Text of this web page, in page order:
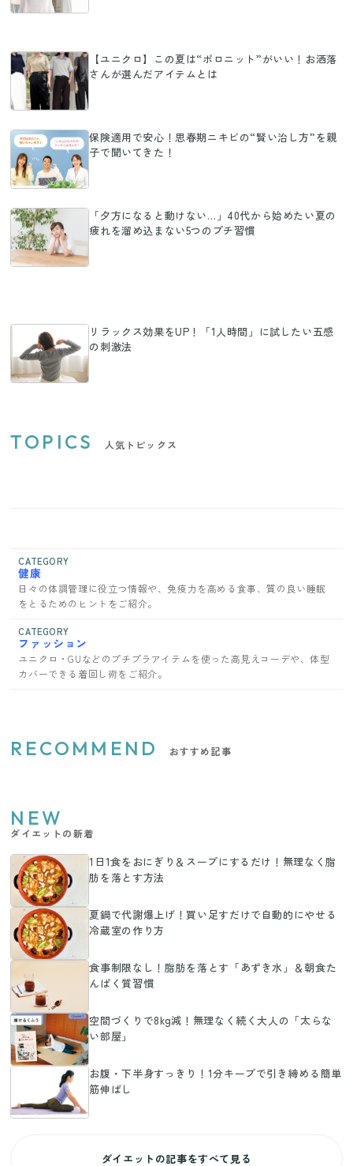
【ユニクロ】この夏は“ポロニット”がいい！お洒落
さんが選んだアイテムとは
保険適用で安心！思春期ニキビの“賢い治し方”を親
子で聞いてきた！
「夕方になると動けない…」40代から始めたい夏の
疲れを溜め込まない5つのプチ習慣
リラックス効果をUP！「1人時間」に試したい五感
の刺激法
TOPICS 人気トピックス
CATEGORY
健康
日々の体調管理に役立つ情報や、免疫力を高める食事、質の良い睡眠
をとるためのヒントをご紹介。
CATEGORY
ファッション
ユニクロ・GUなどのプチプラアイテムを使った高見えコーデや、体型
カバーできる着回し術をご紹介。
RECOMMEND おすすめ記事
NEW
ダイエットの新着
1日1食をおにぎり＆スープにするだけ！無理なく脂
肪を落とす方法
夏鍋で代謝爆上げ！買い足すだけで自動的にやせる
冷蔵室の作り方
食事制限なし！脂肪を落とす「あずき水」＆朝食た
んぱく質習慣
空間づくりで8kg減！無理なく続く大人の「太らな
い部屋」
お腹・下半身すっきり！1分キープで引き締める簡単
筋伸ばし
ダイエットの記事をすべて見る